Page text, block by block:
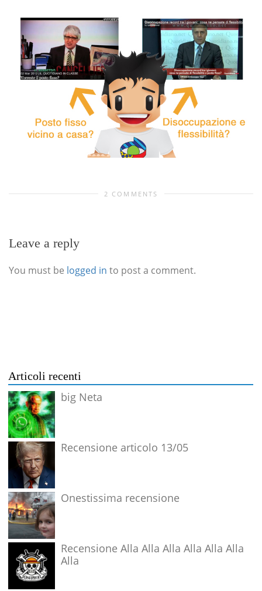
2 COMMENTS
Leave a reply
You must be logged in to post a comment.
Articoli recenti
big Neta
Recensione articolo 13/05
Onestissima recensione
Recensione Alla Alla Alla Alla Alla Alla
Alla